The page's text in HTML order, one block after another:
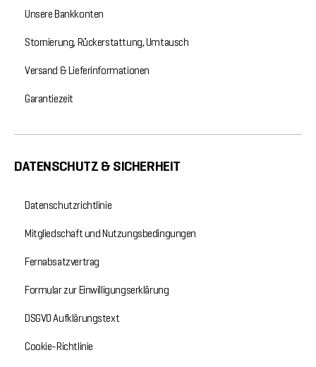
Unsere Bankkonten
Stornierung, Rückerstattung, Umtausch
Versand & Lieferinformationen
Garantiezeit
DATENSCHUTZ & SICHERHEIT
Datenschutzrichtlinie
Mitgliedschaft und Nutzungsbedingungen
Fernabsatzvertrag
Formular zur Einwilligungserklärung
DSGVO Aufklärungstext
Cookie-Richtlinie